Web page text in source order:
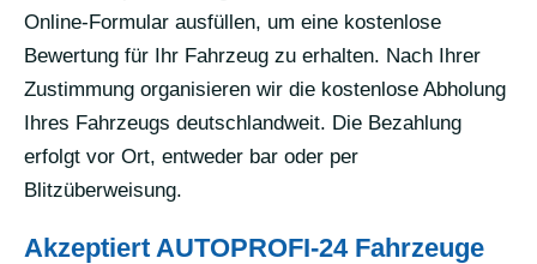
Online-Formular ausfüllen, um eine kostenlose
Bewertung für Ihr Fahrzeug zu erhalten. Nach Ihrer
Zustimmung organisieren wir die kostenlose Abholung
Ihres Fahrzeugs deutschlandweit. Die Bezahlung
erfolgt vor Ort, entweder bar oder per
Blitzüberweisung.
Akzeptiert AUTOPROFI-24 Fahrzeuge